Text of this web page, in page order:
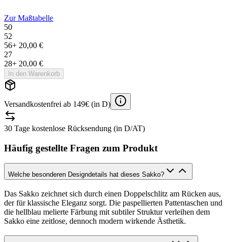
Zur Maßtabelle
50
52
56+ 20,00 €
27
28+ 20,00 €
In den Warenkorb
Versandkostenfrei ab 149€ (in D)
30 Tage kostenlose Rücksendung (in D/AT)
Häufig gestellte Fragen zum Produkt
Welche besonderen Designdetails hat dieses Sakko?
Das Sakko zeichnet sich durch einen Doppelschlitz am Rücken aus,
der für klassische Eleganz sorgt. Die paspellierten Pattentaschen und
die hellblau melierte Färbung mit subtiler Struktur verleihen dem
Sakko eine zeitlose, dennoch modern wirkende Ästhetik.